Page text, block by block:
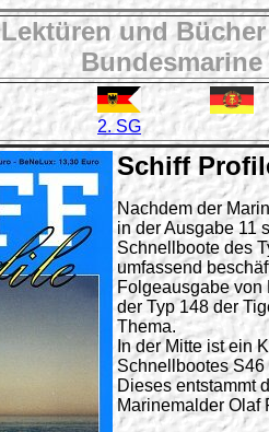
Lektüren und
2. SG
Schiff
Nachdem der
in der Ausgabe 11
Schnellboote des
umfassend
Folgeausgabe von
der Typ 148 der
Thema.
In der Mitte ist ein
Schnellbootes S46
Dieses entstammt
Marinemalder Olaf